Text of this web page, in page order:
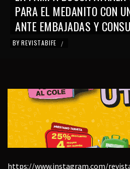
LA PATRIA A LA
RESISTIR EN EL
BY SOFÍA OYARZÚN
https://www.instagram.com/